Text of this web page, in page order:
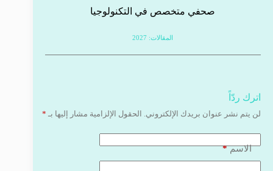
صحفي متخصص في التكنولوجيا
المقالات: 2027
اترك ردّاً
لن يتم نشر عنوان بريدك الإلكتروني. الحقول الإلزامية مشار إليها بـ *
الاسم*